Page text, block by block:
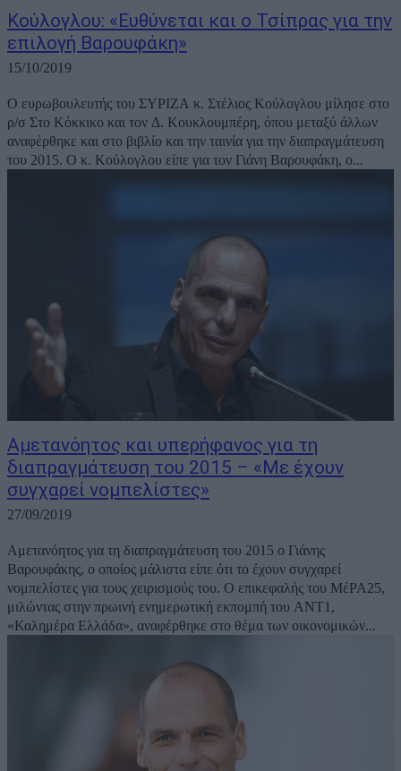
Κούλογλου: «Ευθύνεται και ο Τσίπρας για την
επιλογή Βαρουφάκη»
15/10/2019
Ο ευρωβουλευτής του ΣΥΡΙΖΑ κ. Στέλιος Κούλογλου μίλησε στο
ρ/σ Στο Κόκκικο και τον Δ. Κουκλουμπέρη, όπου μεταξύ άλλων
αναφέρθηκε και στο βιβλίο και την ταινία για την διαπραγμάτευση
του 2015. Ο κ. Κούλογλου είπε για τον Γιάνη Βαρουφάκη, ο...
Αμετανόητος και υπερήφανος για τη
διαπραγμάτευση του 2015 – «Με έχουν
συγχαρεί νομπελίστες»
27/09/2019
Aμετανόητος για τη διαπραγμάτευση του 2015 ο Γιάνης
Βαρουφάκης, ο οποίος μάλιστα είπε ότι το έχουν συγχαρεί
νομπελίστες για τους χειρισμούς του. Ο επικεφαλής του ΜέΡΑ25,
μιλώντας στην πρωινή ενημερωτική εκπομπή του ΑΝΤ1,
«Καλημέρα Ελλάδα», αναφέρθηκε στο θέμα των οικονομικών...